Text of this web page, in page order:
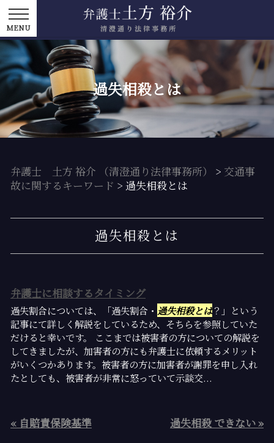
過失相殺とは
弁護士 土方 裕介 （清澄通り法律事務所） > 交通事
故に関するキーワード > 過失相殺とは
過失相殺とは
弁護士に相談するタイミング
過失割合については、「過失割合・ 過失相殺とは？」という
記事にて詳しく解説をしているため、そちらを参照していた
だけると幸いです。 ここまでは被害者の方についての解説を
してきましたが、加害者の方にも弁護士に依頼するメリット
がいくつかあります。被害者の方に加害者が謝罪を申し入れ
たとしても、被害者が非常に怒っていて示談交...
« 自賠責保険基準
過失相殺 できない »